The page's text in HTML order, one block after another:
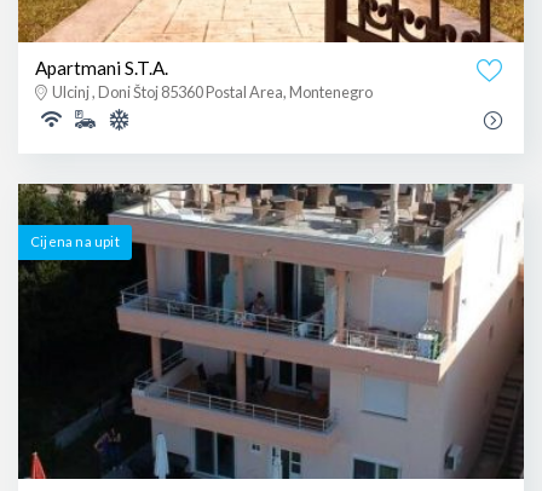
Apartmani S.T.A.
Ulcinj , Doni Štoj 85360 Postal Area, Montenegro
Cijena na upit